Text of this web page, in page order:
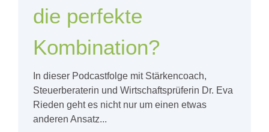
die perfekte
Kombination?
In dieser Podcastfolge mit Stärkencoach,
Steuerberaterin und Wirtschaftsprüferin Dr. Eva
Rieden geht es nicht nur um einen etwas
anderen Ansatz...